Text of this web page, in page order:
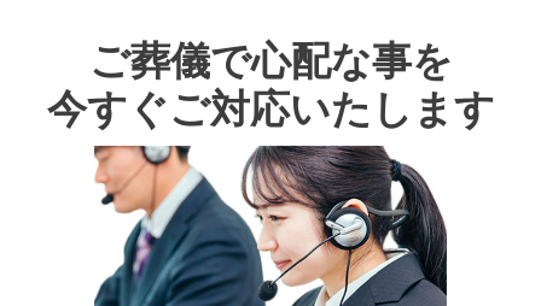
ご葬儀で心配な事を
今すぐご対応いたします